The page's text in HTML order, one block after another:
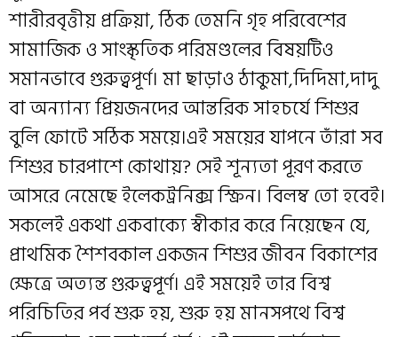
শারীরবৃত্তীয় প্রক্রিয়া, ঠিক তেমনি গৃহ পরিবেশের
সামাজিক ও সাংস্কৃতিক পরিমণ্ডলের বিষয়টিও
সমানভাবে গুরুত্বপূর্ণ। মা ছাড়াও ঠাকুমা,দিদিমা,দাদু
বা অন্যান্য প্রিয়জনদের আন্তরিক সাহচর্যে শিশুর
বুলি ফোটে সঠিক সময়ে।এই সময়ের যাপনে তাঁরা সব
শিশুর চারপাশে কোথায়? সেই শূন্যতা পূরণ করতে
আসরে নেমেছে ইলেকট্রনিক্স স্ক্রিন। বিলম্ব তো হবেই।
সকলেই একথা একবাক্যে স্বীকার করে নিয়েছেন যে,
প্রাথমিক শৈশবকাল একজন শিশুর জীবন বিকাশের
ক্ষেত্রে অত্যন্ত গুরুত্বপূর্ণ। এই সময়েই তার বিশ্ব
পরিচিতির পর্ব শুরু হয়, শুরু হয় মানসপথে বিশ্ব